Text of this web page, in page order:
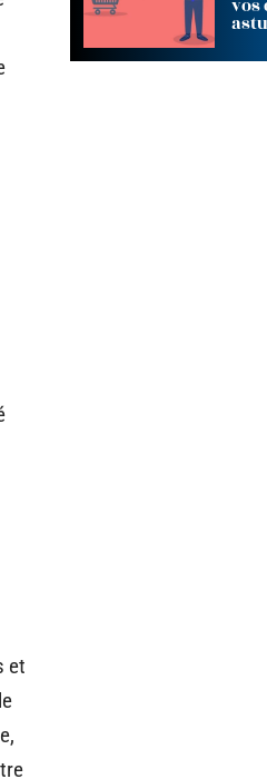
et
vos